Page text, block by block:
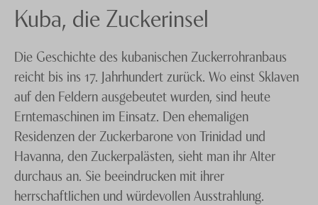
St. Martin
Trinidad & Tobago
Turks & Caicos
Virgin Islands
Ereignisse zu finden. Abends erwartet Sie Ihre
Unterkunft in einem komfortablen Hotel, die wir für
Sie vorab gebucht haben. UnsereKuba Spezialisten
freuen sich darauf, für Sie eine Kuba
Mietwagenrundreise organisieren zu dürfen.
Kuba, die Zuckerinsel
Die Geschichte des kubanischen Zuckerrohranbaus
reicht bis ins 17. Jahrhundert zurück. Wo einst Sklaven
auf den Feldern ausgebeutet wurden, sind heute
Erntemaschinen im Einsatz. Den ehemaligen
Residenzen der Zuckerbarone von Trinidad und
Havanna, den Zuckerpalästen, sieht man ihr Alter
durchaus an. Sie beeindrucken mit ihrer
herrschaftlichen und würdevollen Ausstrahlung.